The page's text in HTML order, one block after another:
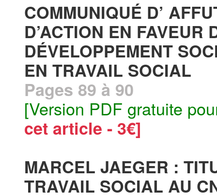
COMMUNIQUÉ D’
D’ACTION EN
DÉVELOPPEMENT
EN TRAVAIL SOCIAL
Pages 89 à 90
[Version PDF gratuite
cet article - 3€]
MARCEL JAEGER :
TRAVAIL SOCIAL AU